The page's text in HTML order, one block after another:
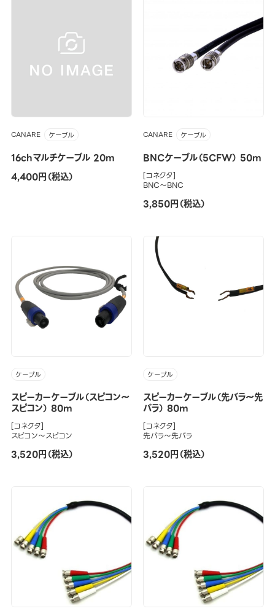
CANARE ケーブル
16chマルチケーブル 20m
4,400円（税込）
CANARE ケーブル
BNCケーブル（5CFW） 50m
[コネクタ]
BNC～BNC
3,850円（税込）
ケーブル
スピーカーケーブル（スピコン～
スピコン） 80m
[コネクタ]
スピコン～スピコン
3,520円（税込）
ケーブル
スピーカーケーブル（先バラ～先
バラ） 80m
[コネクタ]
先バラ～先バラ
3,520円（税込）